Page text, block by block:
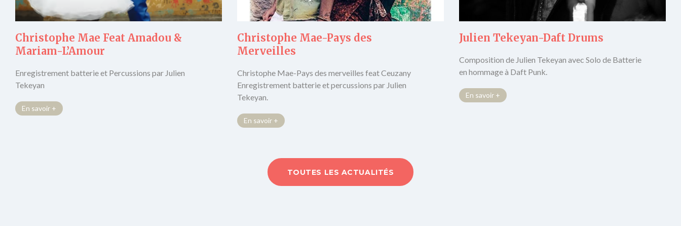
Christophe Mae Feat Amadou &
Mariam-L’Amour
Enregistrement batterie et Percussions par Julien
Tekeyan
En savoir +
Christophe Mae-Pays des
Merveilles
Christophe Mae-Pays des merveilles feat Ceuzany
Enregistrement batterie et percussions par Julien
Tekeyan.
En savoir +
Julien Tekeyan-Daft Drums
Composition de Julien Tekeyan avec Solo de Batterie
en hommage à Daft Punk.
En savoir +
TOUTES LES ACTUALITÉS